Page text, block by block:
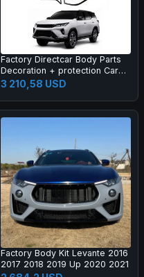
Factory Directcar Body Parts
Decoration + protection Car
Body Parts Car Accessories
3 210,58 USD
Factory Body Kit Levante 2016
2017 2018 2019 Up 2020 2021